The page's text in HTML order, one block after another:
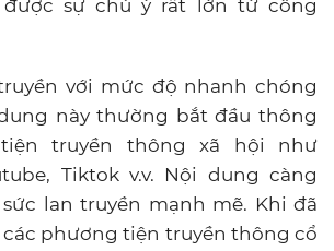
được sự chú ý rất lớn từ công
với mức độ nhanh chóng
này thường bắt đầu thông
truyền thông xã hội như
Tiktok v.v. Nội dung càng
lan truyền mạnh mẽ. Khi đã
phương tiện truyền thông cổ